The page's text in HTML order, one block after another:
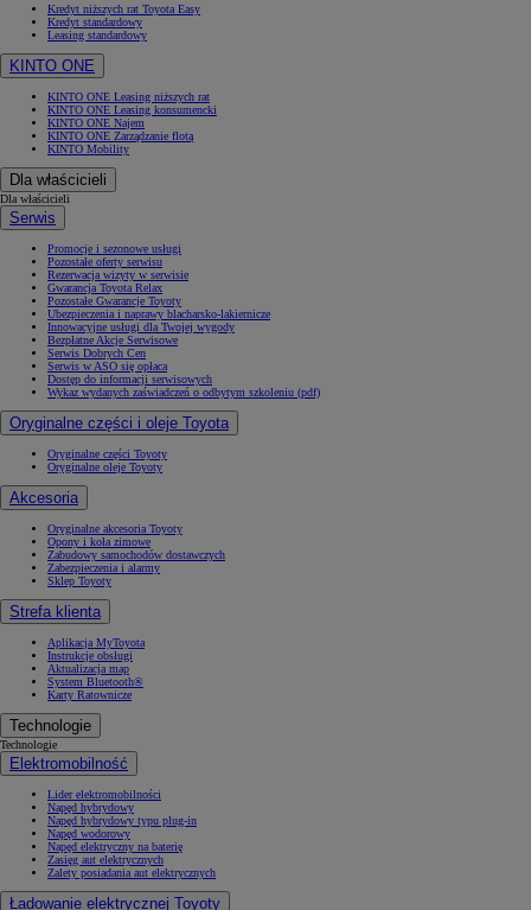
Kredyt niższych rat Toyota Easy
Kredyt standardowy
Leasing standardowy
KINTO ONE
KINTO ONE Leasing niższych rat
KINTO ONE Leasing konsumencki
KINTO ONE Najem
KINTO ONE Zarządzanie flotą
KINTO Mobility
Dla właścicieli
Dla właścicieli
Serwis
Promocje i sezonowe usługi
Pozostałe oferty serwisu
Rezerwacja wizyty w serwisie
Gwarancja Toyota Relax
Pozostałe Gwarancje Toyoty
Ubezpieczenia i naprawy blacharsko-lakiernicze
Innowacyjne usługi dla Twojej wygody
Bezpłatne Akcje Serwisowe
Serwis Dobrych Cen
Serwis w ASO się opłaca
Dostęp do informacji serwisowych
Wykaz wydanych zaświadczeń o odbytym szkoleniu (pdf)
Oryginalne części i oleje Toyota
Oryginalne części Toyoty
Oryginalne oleje Toyoty
Akcesoria
Oryginalne akcesoria Toyoty
Opony i koła zimowe
Zabudowy samochodów dostawczych
Zabezpieczenia i alarmy
Sklep Toyoty
Strefa klienta
Aplikacja MyToyota
Instrukcje obsługi
Aktualizacja map
System Bluetooth®
Karty Ratownicze
Technologie
Technologie
Elektromobilność
Lider elektromobilności
Napęd hybrydowy
Napęd hybrydowy typu plug-in
Napęd wodorowy
Napęd elektryczny na baterię
Zasięg aut elektrycznych
Zalety posiadania aut elektrycznych
Ładowanie elektrycznej Toyoty